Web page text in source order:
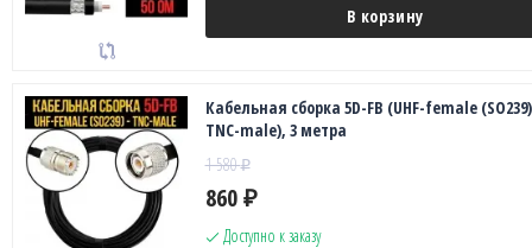
В корзину
Кабельная сборка 5D-FB (UHF-female
TNC-male), 3 метра
1 580₽
860 ₽
Доступно к заказу